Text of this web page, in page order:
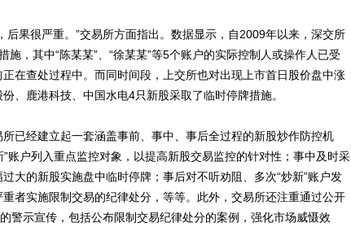
果很严重。”交易所方面指出。数据显示，自2009年以来，深交所
施，其中“陈某某”、“徐某某”等5个账户的实际控制人或操作人已受
在查处过程中。而同时间段，上交所也对出现上市首日股价盘中涨
鹿港科技、中国水电4只新股采取了临时停牌措施。
经建立起一套涵盖事前、事中、事后全过程的新股炒作防控机
”账户列入重点监控对象，以提高新股交易监控的针对性；事中及时采
大的新股实施盘中临时停牌；事后对不听劝阻、多次“炒新”账户发
者实施限制交易的纪律处分，等等。此外，交易所还注重通过公开
警示宣传，包括公布限制交易纪律处分的案例，强化市场威慑效